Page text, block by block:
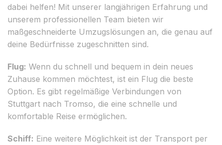
dabei helfen! Mit unserer langjährigen Erfahrung und
unserem professionellen Team bieten wir
maßgeschneiderte Umzugslösungen an, die genau auf
deine Bedürfnisse zugeschnitten sind.
Flug: Wenn du schnell und bequem in dein neues
Zuhause kommen möchtest, ist ein Flug die beste
Option. Es gibt regelmäßige Verbindungen von
Stuttgart nach Tromso, die eine schnelle und
komfortable Reise ermöglichen.
Schiff: Eine weitere Möglichkeit ist der Transport per